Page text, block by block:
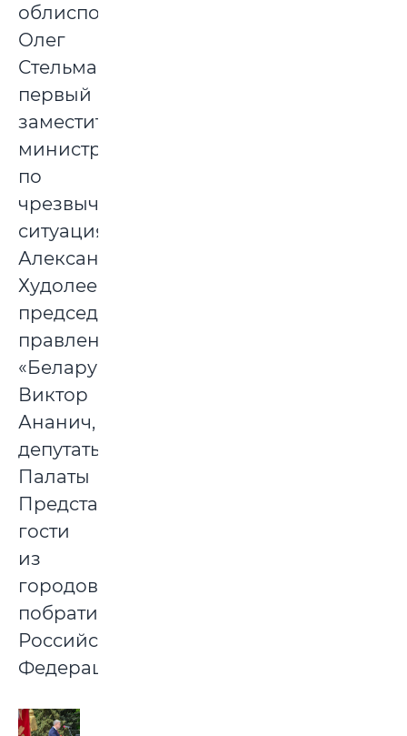
облисполкома
Олег
Стельмашок,
первый
заместитель
министра
по
чрезвычайным
ситуациям
Александр
Худолеев,
председатель
правления
«Беларусбанка»
Виктор
Ананич,
депутаты
Палаты
Представителей,
гости
из
городов-
побратимов
Российской
Федерации.